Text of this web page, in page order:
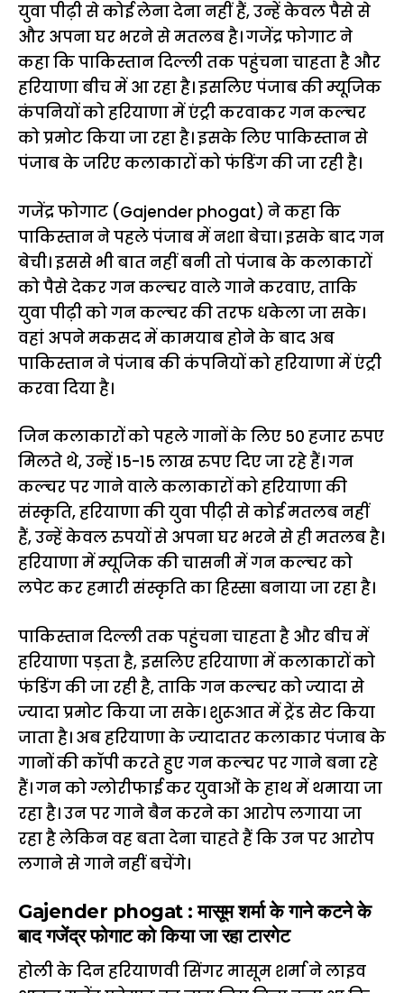
युवा पीढ़ी से कोई लेना देना नहीं हैं, उन्हें केवल पैसे से
और अपना घर भरने से मतलब है। गजेंद्र फोगाट ने
कहा कि पाकिस्तान दिल्ली तक पहुंचना चाहता है और
हरियाणा बीच में आ रहा है। इसलिए पंजाब की म्यूजिक
कंपनियों को हरियाणा में एंट्री करवाकर गन कल्चर
को प्रमोट किया जा रहा है। इसके लिए पाकिस्तान से
पंजाब के जरिए कलाकारों को फंडिंग की जा रही है।
गजेंद्र फोगाट (Gajender phogat) ने कहा कि
पाकिस्तान ने पहले पंजाब में नशा बेचा। इसके बाद गन
बेची। इससे भी बात नहीं बनी तो पंजाब के कलाकारों
को पैसे देकर गन कल्चर वाले गाने करवाए, ताकि
युवा पीढ़ी को गन कल्चर की तरफ धकेला जा सके।
वहां अपने मकसद में कामयाब होने के बाद अब
पाकिस्तान ने पंजाब की कंपनियों को हरियाणा में एंट्री
करवा दिया है।
जिन कलाकारों को पहले गानों के लिए 50 हजार रुपए
मिलते थे, उन्हें 15-15 लाख रुपए दिए जा रहे हैं। गन
कल्चर पर गाने वाले कलाकारों को हरियाणा की
संस्कृति, हरियाणा की युवा पीढ़ी से कोई मतलब नहीं
हैं, उन्हें केवल रुपयों से अपना घर भरने से ही मतलब है।
हरियाणा में म्यूजिक की चासनी में गन कल्चर को
लपेट कर हमारी संस्कृति का हिस्सा बनाया जा रहा है।
पाकिस्तान दिल्ली तक पहुंचना चाहता है और बीच में
हरियाणा पड़ता है, इसलिए हरियाणा में कलाकारों को
फंडिंग की जा रही है, ताकि गन कल्चर को ज्यादा से
ज्यादा प्रमोट किया जा सके। शुरूआत में ट्रेंड सेट किया
जाता है। अब हरियाणा के ज्यादातर कलाकार पंजाब के
गानों की कॉपी करते हुए गन कल्चर पर गाने बना रहे
हैं। गन को ग्लोरीफाई कर युवाओं के हाथ में थमाया जा
रहा है। उन पर गाने बैन करने का आरोप लगाया जा
रहा है लेकिन वह बता देना चाहते हैं कि उन पर आरोप
लगाने से गाने नहीं बचेंगे।
Gajender phogat : मासूम शर्मा के गाने कटने के
बाद गजेंद्र फोगाट को किया जा रहा टारगेट
होली के दिन हरियाणवी सिंगर मासूम शर्मा ने लाइव